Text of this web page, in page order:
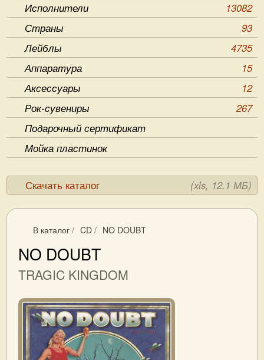
Исполнители
13082
Страны
93
Лейблы
4735
Аппаратура
15
Аксессуары
12
Рок-сувениры
267
Подарочный сертификат
Мойка пластинок
Скачать каталог (xls, 12.1 МБ)
В каталог / CD / NO DOUBT
NO DOUBT
TRAGIC KINGDOM